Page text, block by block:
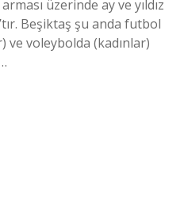
üzerinde ay ve yıldız
Beşiktaş şu anda futbol
voleybolda (kadınlar)